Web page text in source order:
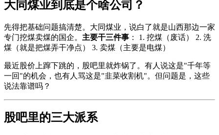
大同煤业到底是个啥公司？
先得把基础问题搞清楚。大同煤业，说白了就是山西那边一家
专门挖煤卖煤的国企。 主要干三件事 ： 1. 挖煤（废话） 2. 洗
煤（就是把煤弄干净点） 3. 卖煤（主要是电煤）
最近股价上蹿下跳的，股吧里就炸锅了。有人说这是"千年等
一回"的机会，也有人骂这是"韭菜收割机"。但问题是，这些
说法靠谱吗？
股吧里的三大派系